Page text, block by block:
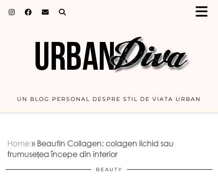
UN BLOG PERSONAL DESPRE STIL DE VIATA URBAN
Home » Beautin Collagen: colagen lichid sau
frumusețea începe din interior
BEAUTY